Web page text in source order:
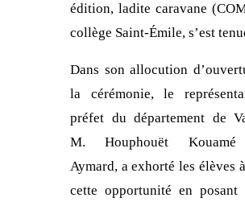
édition, ladite caravane
collège Saint-Émile, s’est
Dans son allocution
la cérémonie, le
préfet du département de
M. Houphouët
Aymard, a exhorté les élèves
cette opportunité en posant